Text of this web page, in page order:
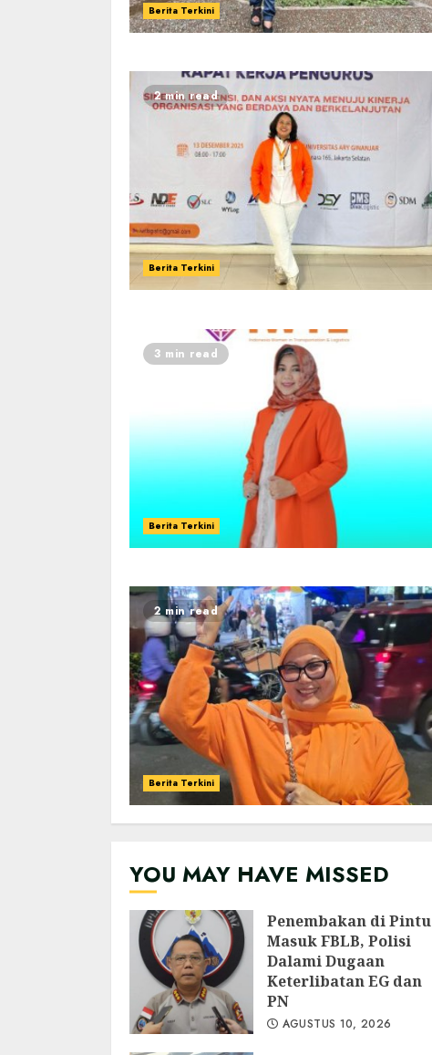
Berita Terkini
2 min read
Berita Terkini
3 min read
Berita Terkini
2 min read
Berita Terkini
YOU MAY HAVE MISSED
Penembakan di Pintu
Masuk FBLB, Polisi
Dalami Dugaan
Keterlibatan EG dan
PN
AGUSTUS 10, 2026